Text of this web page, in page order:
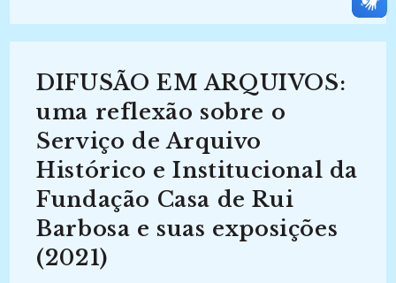
DO
CONSUMIDOR
(2014)
DIFUSÃO EM ARQUIVOS:
uma reflexão sobre o
Serviço de Arquivo
Histórico e Institucional da
Fundação Casa de Rui
Barbosa e suas exposições
(2021)